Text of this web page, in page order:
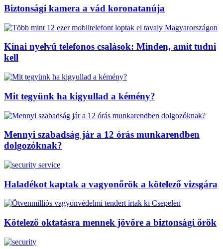
Biztonsági kamera a vád koronatanúja
Kínai nyelvű telefonos csalások: Minden, amit tudni
kell
Mit tegyünk ha kigyullad a kémény?
Mennyi szabadság jár a 12 órás munkarendben
dolgozóknak?
Haladékot kaptak a vagyonőrök a kötelező vizsgára
Kötelező oktatásra mennek jövőre a biztonsági őrök